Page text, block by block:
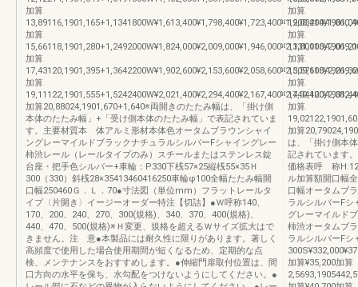
加算
加算
加算
加算
加算20,88024,1901,670+1,640※両開きのたたみ幅は、「掛け側
本体のたたみ幅」+「受け側本体のたたみ幅」で表記されていま
す。主要材質本 体アルミ形材本体色オータムブラウンシャイ
ングレーマイルドブラックナチュラルシルバーFシャイングレー
柿渋レール（レールタイプのみ）スチールまたはステンレス錠
台座・把手色シルバー+車輪：P330下桟57×25縦桟55×35Ｈ
300（330）斜桟28×35413460416250車輪φ100全幅たたみ幅開
口幅250460Ｇ．Ｌ．70●寸法図（単位mm）フラットレールタ
イプ〈片開き〉イージーオーダー特注【切詰】●Ｗ呼称140、
170、200、240、270、300(規格)、340、370、400(規格)、
440、470、500(規格)※Ｈ変更、規格を超えるＷサイズ拡大はで
きません。注 意●本製品には耐久性に限りがあります。著しく
高頻度で使用した場合使用期間が短くなるため、定期的な点
検、メンテナンスをおすすめします。●伸縮門扉取付位置は、間
口方向の水平を保ち、水勾配をつけないようにしてください。●
加算
加算
加算
加算
加算
加算
は、「掛け側本
記されています
価格表呼 称
ル加算額開口幅
口幅オータムブ
ラルシルバーFシ
グレーマイルド
柿渋オータムブ
ラルシルバーFシ
加算¥35,200加算